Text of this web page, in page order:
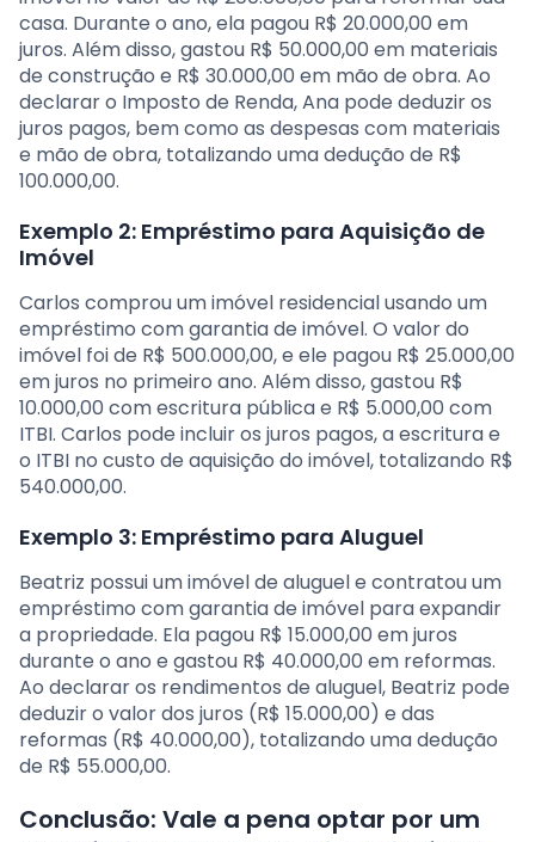
casa. Durante o ano, ela pagou R$ 20.000,00 em
juros. Além disso, gastou R$ 50.000,00 em materiais
de construção e R$ 30.000,00 em mão de obra. Ao
declarar o Imposto de Renda, Ana pode deduzir os
juros pagos, bem como as despesas com materiais
e mão de obra, totalizando uma dedução de R$
100.000,00.
Exemplo 2: Empréstimo para Aquisição de
Imóvel
Carlos comprou um imóvel residencial usando um
empréstimo com garantia de imóvel. O valor do
imóvel foi de R$ 500.000,00, e ele pagou R$ 25.000,00
em juros no primeiro ano. Além disso, gastou R$
10.000,00 com escritura pública e R$ 5.000,00 com
ITBI. Carlos pode incluir os juros pagos, a escritura e
o ITBI no custo de aquisição do imóvel, totalizando R$
540.000,00.
Exemplo 3: Empréstimo para Aluguel
Beatriz possui um imóvel de aluguel e contratou um
empréstimo com garantia de imóvel para expandir
a propriedade. Ela pagou R$ 15.000,00 em juros
durante o ano e gastou R$ 40.000,00 em reformas.
Ao declarar os rendimentos de aluguel, Beatriz pode
deduzir o valor dos juros (R$ 15.000,00) e das
reformas (R$ 40.000,00), totalizando uma dedução
de R$ 55.000,00.
Conclusão: Vale a pena optar por um